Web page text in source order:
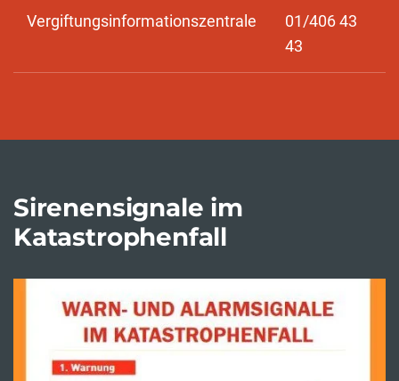
Vergiftungsinformationszentrale
01/406 43
43
Sirenensignale im
Katastrophenfall